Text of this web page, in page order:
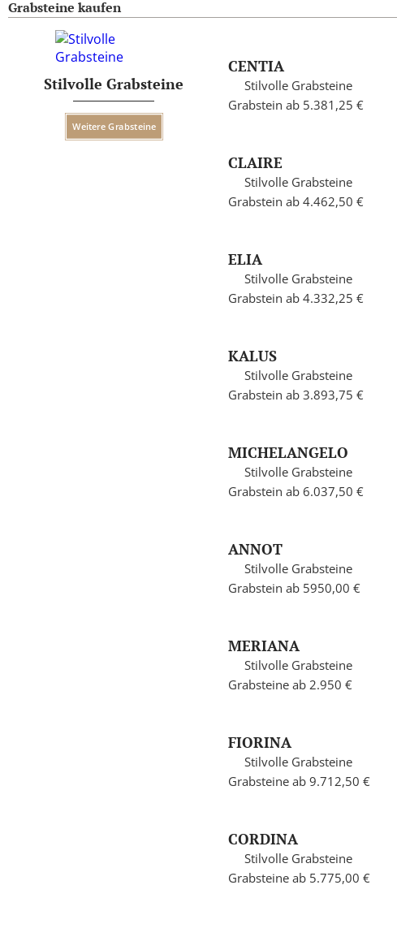
Grabsteine kaufen
Stilvolle Grabsteine
Weitere Grabsteine
CENTIA
Stilvolle Grabsteine
Grabstein ab 5.381,25 €
CLAIRE
Stilvolle Grabsteine
Grabstein ab 4.462,50 €
ELIA
Stilvolle Grabsteine
Grabstein ab 4.332,25 €
KALUS
Stilvolle Grabsteine
Grabstein ab 3.893,75 €
MICHELANGELO
Stilvolle Grabsteine
Grabstein ab 6.037,50 €
ANNOT
Stilvolle Grabsteine
Grabstein ab 5950,00 €
MERIANA
Stilvolle Grabsteine
Grabsteine ab 2.950 €
FIORINA
Stilvolle Grabsteine
Grabsteine ab 9.712,50 €
CORDINA
Stilvolle Grabsteine
Grabsteine ab 5.775,00 €